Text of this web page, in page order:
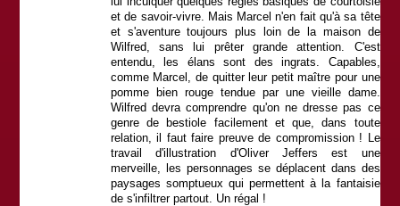
et de savoir-vivre. Mais Marcel n'en fait qu'à sa tête
et s'aventure toujours plus loin de la maison de
Wilfred, sans lui prêter grande attention. C'est
entendu, les élans sont des ingrats. Capables,
comme Marcel, de quitter leur petit maître pour une
pomme bien rouge tendue par une vieille dame.
Wilfred devra comprendre qu'on ne dresse pas ce
genre de bestiole facilement et que, dans toute
relation, il faut faire preuve de compromission ! Le
travail d'illustration d'Oliver Jeffers est une
merveille, les personnages se déplacent dans des
paysages somptueux qui permettent à la fantaisie
de s'infiltrer partout. Un régal !